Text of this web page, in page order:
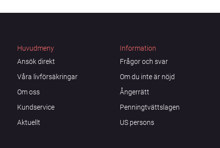
Huvudmeny
Ansök direkt
Våra livförsäkringar
Om oss
Kundservice
Aktuellt
Information
Frågor och svar
Om du inte är nöjd
Ångerrätt
Penningtvättslagen
US persons